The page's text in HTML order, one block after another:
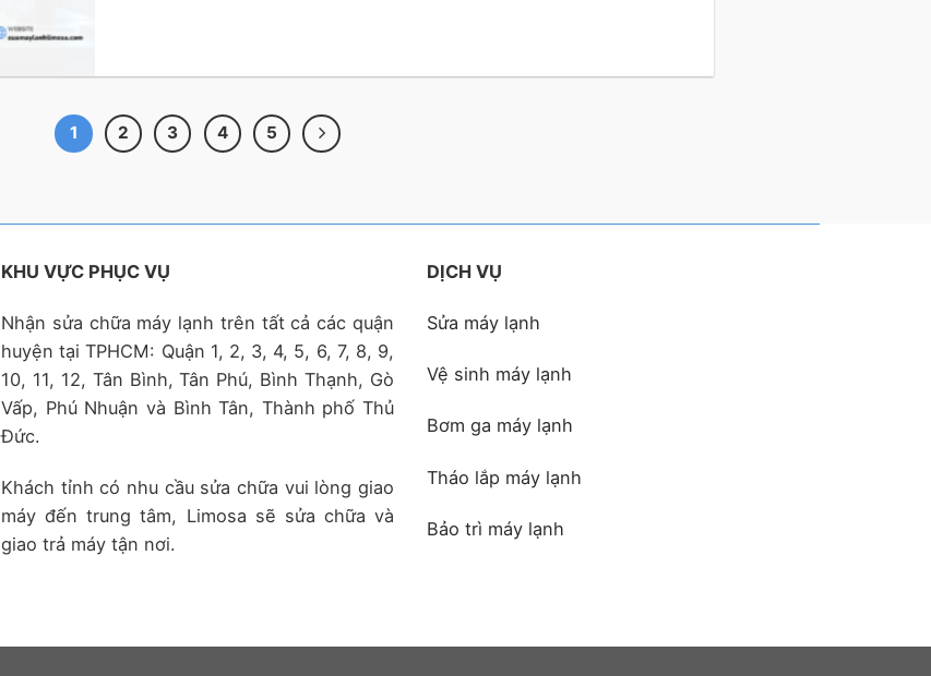
1 2 3 4 5
KHU VỰC PHỤC VỤ
Nhận sửa chữa máy lạnh trên tất cả các quận
huyện tại TPHCM: Quận 1, 2, 3, 4, 5, 6, 7, 8, 9,
10, 11, 12, Tân Bình, Tân Phú, Bình Thạnh, Gò
Vấp, Phú Nhuận và Bình Tân, Thành phố Thủ
Đức.
Khách tỉnh có nhu cầu sửa chữa vui lòng giao
máy đến trung tâm, Limosa sẽ sửa chữa và
giao trả máy tận nơi.
DỊCH VỤ
Sửa máy lạnh
Vệ sinh máy lạnh
Bơm ga máy lạnh
Tháo lắp máy lạnh
Bảo trì máy lạnh